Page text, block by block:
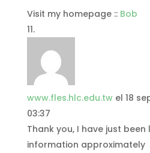
Visit my homepage :: Bob
www.fles.hlc.edu.tw el 18
03:37
Thank you, I have just
information approximately